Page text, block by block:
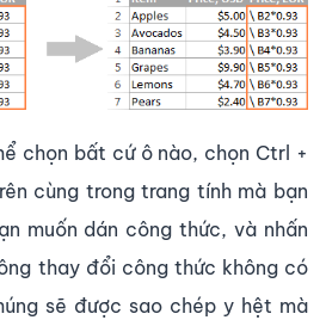
chọn bất cứ ô nào, chọn Ctrl +
cùng trong trang tính mà bạn
muốn dán công thức, và nhấn
thay đổi công thức không có
sẽ được sao chép y hệt mà